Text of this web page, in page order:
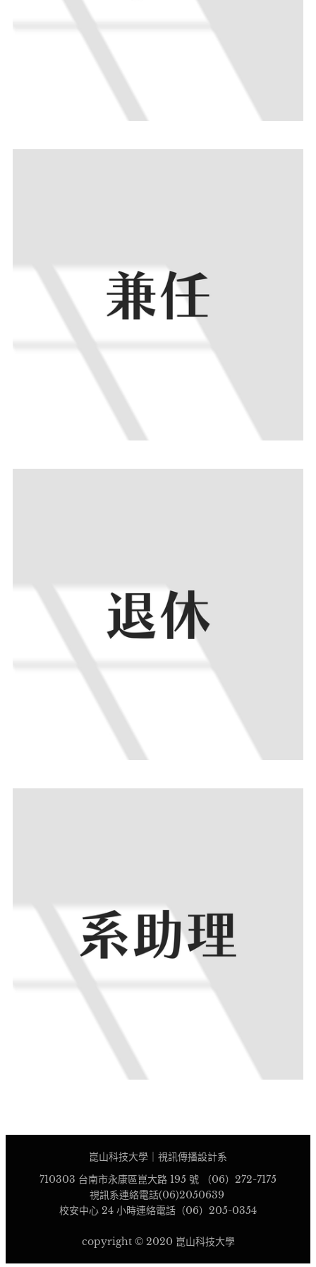
崑山科技大學｜視訊傳播設計系
710303 台南市永康區崑大路 195 號 （06）272-7175
視訊系連絡電話(06)2050639
校安中心 24 小時連絡電話（06）205-0354
copyright © 2020 崑山科技大學